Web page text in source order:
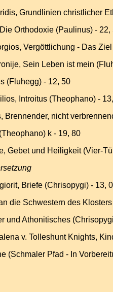
Grundlinien christlicher
Orthodoxie (Paulinus) - 22,
Vergöttlichung - Das
Sein Leben ist mein
(Fluhegg) - 12, 50
Introitus (Theophano) -
Brennender, nicht
(Theophano) k - 19, 80
Gebet und Heiligkeit (Vier-
Briefe (Chrisopygi) - 13,
die Schwestern des
und Athonitisches
v. Tolleshunt Knights,
(Schmaler Pfad - In